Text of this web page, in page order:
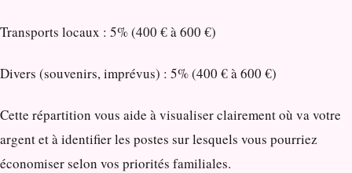
Transports locaux : 5% (400 € à 600 €)
Divers (souvenirs, imprévus) : 5% (400 € à 600 €)
Cette répartition vous aide à visualiser clairement où va votre
argent et à identifier les postes sur lesquels vous pourriez
économiser selon vos priorités familiales.